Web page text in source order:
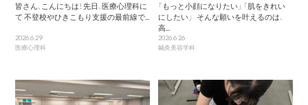
皆さん、こんにちは！ 先日、医療心理科に
て 不登校やひきこもり支援の最前線で...
2026.6.29
医療心理科
「もっと小顔になりたい」 「肌をきれい
にしたい」 そんな願いを叶えるのは、
高...
2026.6.26
鍼灸美容学科